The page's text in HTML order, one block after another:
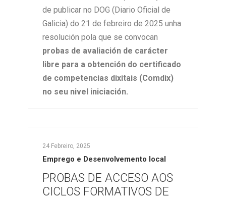
de publicar no DOG (Diario Oficial de
Galicia) do 21 de febreiro de 2025 unha
resolución pola que se convocan
probas de avaliación de carácter
libre para a obtención do certificado
de competencias dixitais (Comdix)
no seu nivel iniciación.
24 Febreiro, 2025
Emprego e Desenvolvemento local
PROBAS DE ACCESO AOS
CICLOS FORMATIVOS DE